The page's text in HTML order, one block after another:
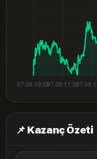
📌 Kazanç Özeti